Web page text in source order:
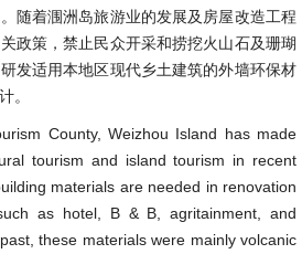
随着涠洲岛旅游业的发展及房屋改造工程
政策，禁止民众开采和捞挖火山石及珊瑚
发适用本地区现代乡土建筑的外墙环保材
。
County, Weizhou Island has made
tourism and island tourism in recent
materials are needed in renovation
as hotel, B & B, agritainment, and
these materials were mainly volcanic